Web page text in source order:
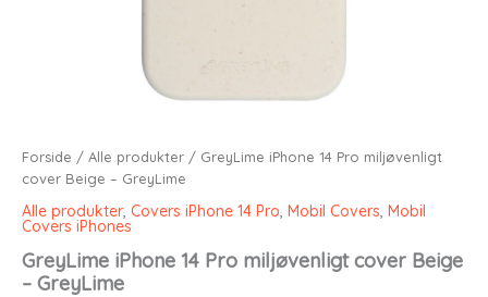
Forside / Alle produkter / GreyLime iPhone 14 Pro miljøvenligt
cover Beige – GreyLime
Alle produkter, Covers iPhone 14 Pro, Mobil Covers, Mobil
Covers iPhones
GreyLime iPhone 14 Pro miljøvenligt cover Beige
– GreyLime